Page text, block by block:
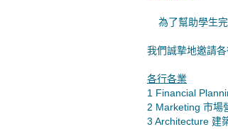
為了幫助學生完
我們誠摯地邀請
各行各業
1 Financial
2 Marketing 市場
3 Architecture 建